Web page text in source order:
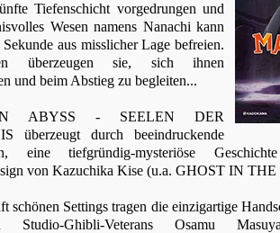
Tiefenschicht vorgedrungen und
Wesen namens Nanachi kann
aus misslicher Lage befreien.
überzeugen sie, sich ihnen
und beim Abstieg zu begleiten...
ABYSS - SEELEN DER
überzeugt durch beeindruckende
eine tiefgründig-mysteriöse
von Kazuchika Kise (u.a. GHOST IN
schönen Settings tragen die einzigartige
Studio-Ghibli-Veterans Osamu